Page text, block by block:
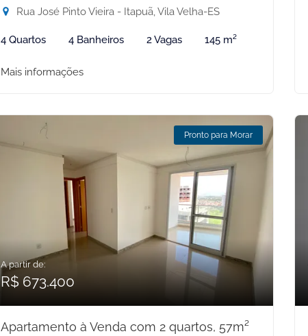
Rua José Pinto Vieira - Itapuã, Vila Velha-ES
4 Quartos 4 Banheiros 2 Vagas 145 m²
Mais informações
Pronto para Morar
A partir de:
R$ 673.400
Apartamento à Venda com 2 quartos, 57m²